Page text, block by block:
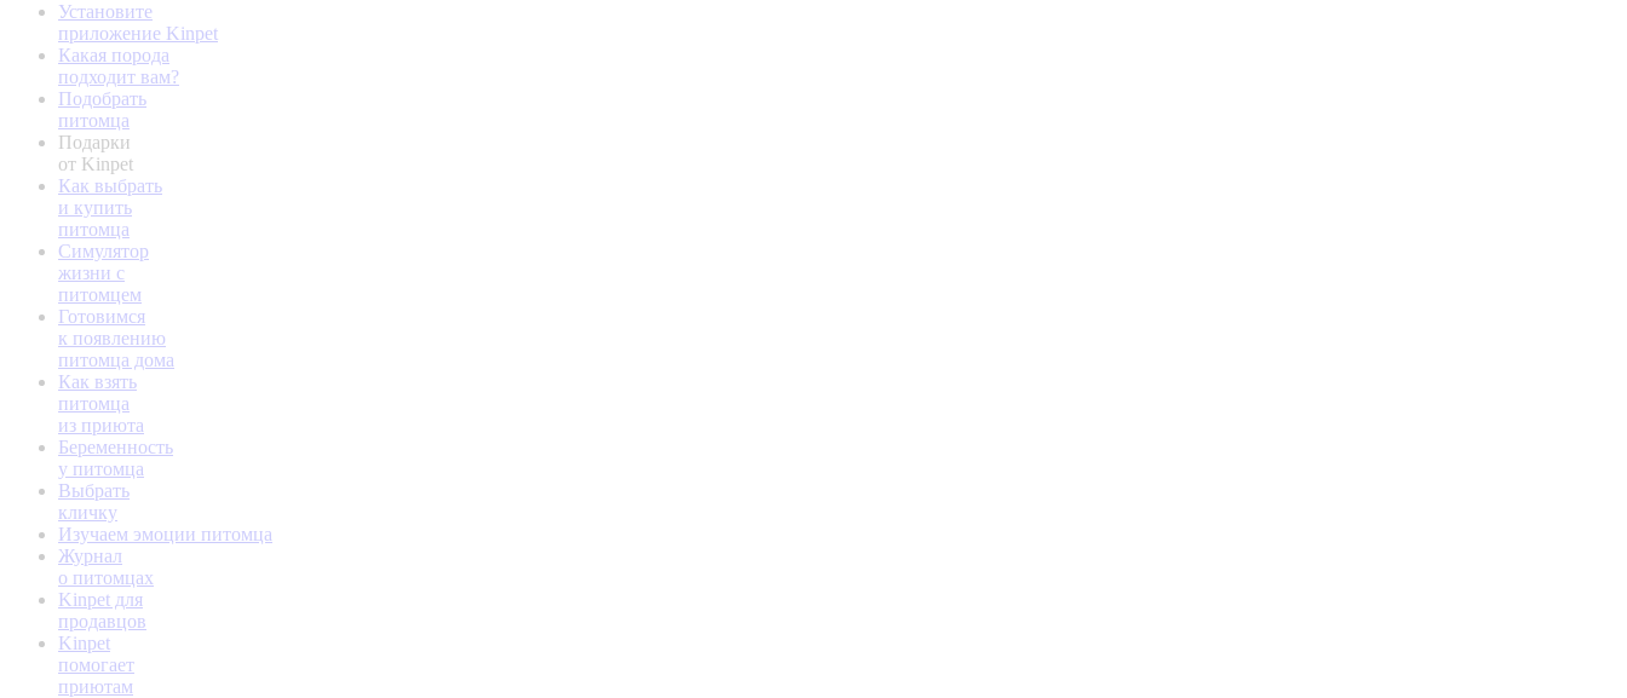
Установите
приложение Kinpet
Какая порода
подходит вам?
Подобрать
питомца
Подарки
от Kinpet
Как выбрать
и купить
питомца
Симулятор
жизни с
питомцем
Готовимся
к появлению
питомца дома
Как взять
питомца
из приюта
Беременность
у питомца
Выбрать
кличку
Изучаем эмоции питомца
Журнал
о питомцах
Kinpet для
продавцов
Kinpet
помогает
приютам